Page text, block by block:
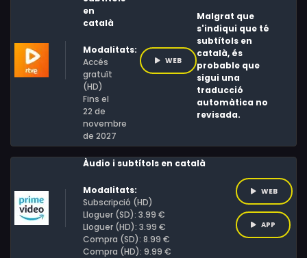
en
català
Modalitats:
Accés
gratuït
(HD)
Fins el
22 de
novembre
de 2027
WEB
Malgrat que
s'indiqui que té
subtítols en
català, és
probable que
sigui una
traducció
automàtica no
revisada.
Àudio i subtítols en català
Modalitats:
Subscripció (HD)
Lloguer (SD): 3.99 €
Lloguer (HD): 3.99 €
Compra (SD): 8.99 €
Compra (HD): 9.99 €
WEB
APP